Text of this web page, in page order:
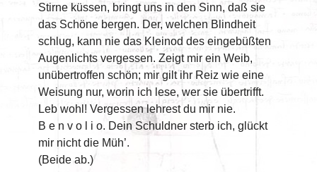
Stirne küssen, bringt uns in den Sinn, daß sie
das Schöne bergen. Der, welchen Blindheit
schlug, kann nie das Kleinod des eingebüßten
Augenlichts vergessen. Zeigt mir ein Weib,
unübertroffen schön; mir gilt ihr Reiz wie eine
Weisung nur, worin ich lese, wer sie übertrifft.
Leb wohl! Vergessen lehrest du mir nie.
B e n v o l i o. Dein Schuldner sterb ich, glückt
mir nicht die Müh’.
(Beide ab.)